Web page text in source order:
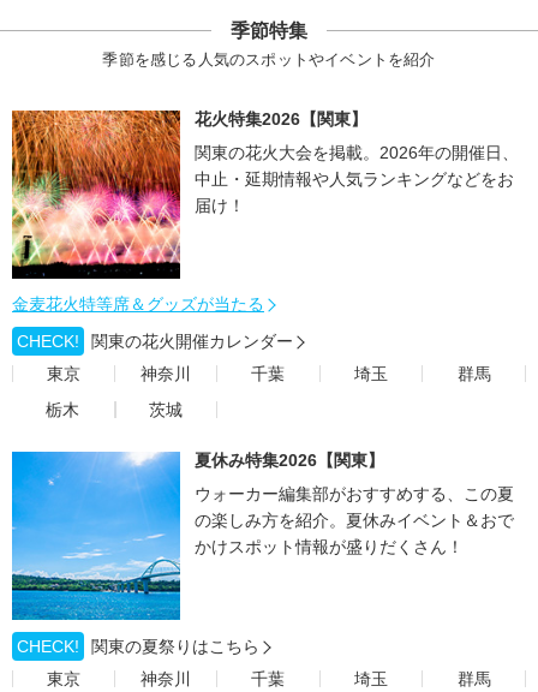
季節特集
季節を感じる人気のスポットやイベントを紹介
花火特集2026【関東】
関東の花火大会を掲載。2026年の開催日、
中止・延期情報や人気ランキングなどをお
届け！
金麦花火特等席＆グッズが当たる
CHECK!
関東の花火開催カレンダー
東京
神奈川 千葉 埼玉
群馬
栃木
茨城
夏休み特集2026【関東】
ウォーカー編集部がおすすめする、この夏
の楽しみ方を紹介。夏休みイベント＆おで
かけスポット情報が盛りだくさん！
CHECK!
関東の夏祭りはこちら
東京
神奈川 千葉 埼玉
群馬